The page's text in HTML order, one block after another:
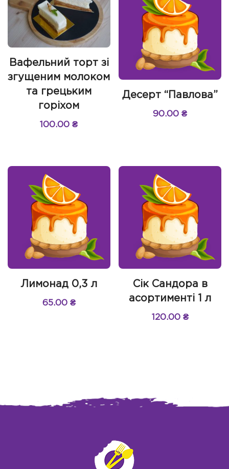
Вафельний торт зі
згущеним молоком
та грецьким
горіхом
100.00₴
Десерт “Павлова”
90.00₴
Лимонад 0,3 л
65.00 ₴
Сік Сандора в
асортименті 1 л
120.00 ₴